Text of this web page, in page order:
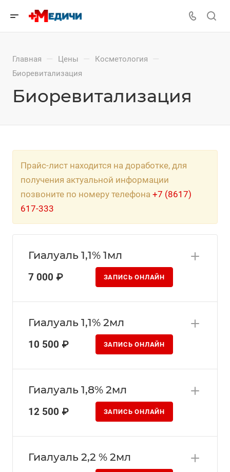
Главная — Цены — Косметология —
Биоревитализация
Биоревитализация
Прайс-лист находится на доработке, для
получения актуальной информации
позвоните по номеру телефона +7 (8617)
617-333
Гиалуаль 1,1% 1мл
7 000 ₽ ЗАПИСЬ ОНЛАЙН
Гиалуаль 1,1% 2мл
10 500 ₽ ЗАПИСЬ ОНЛАЙН
Гиалуаль 1,8% 2мл
12 500 ₽ ЗАПИСЬ ОНЛАЙН
Гиалуаль 2,2 % 2мл